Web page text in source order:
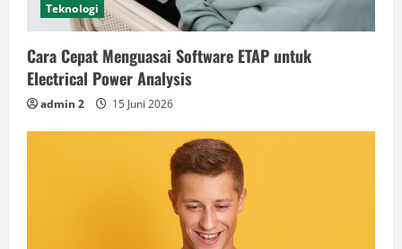
Teknologi
Cara Cepat Menguasai Software ETAP untuk
Electrical Power Analysis
admin 2 15 Juni 2026